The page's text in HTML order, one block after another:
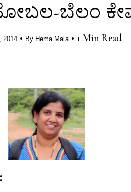
ಬೆಲಂ
2014 • By Hema Mala • 1 Min Read